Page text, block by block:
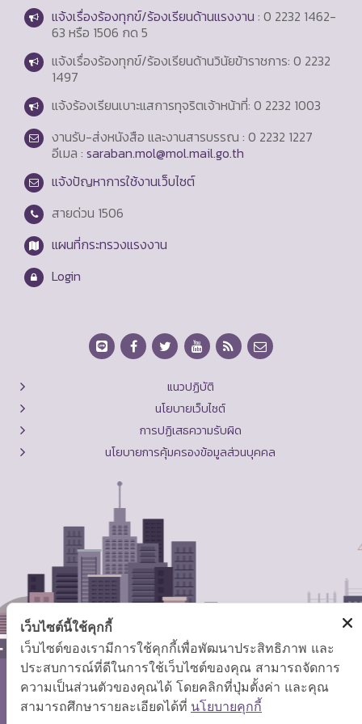
แจ้งเรื่องร้องทุกข์/ร้องเรียนด้านแรงงาน : 0 2232 1462-
63 หรือ 1506 กด 5
แจ้งเรื่องร้องทุกข์/ร้องเรียนด้านวินัยข้าราชการ: 0 2232
1497
แจ้งร้องเรียนเบาะแสการทุจริตเจ้าหน้าที่: 0 2232 1003
งานรับ-ส่งหนังสือ และงานสารบรรณ : 0 2232 1227
อีเมล : saraban.mol@mol.mail.go.th
แจ้งปัญหาการใช้งานเว็บไซต์
สายด่วน 1506
แผนที่กระทรวงแรงงาน
Login
แนวปฏิบัติ
นโยบายเว็บไซต์
การปฏิเสธความรับผิด
นโยบายการคุ้มครองข้อมูลส่วนบุคคล
สงวนลิขสิทธิ์ © 2569 กระทรวงแรงงาน
แผนผังเว็บไซต์| คำถามที่พบบ่อย
เว็บไซต์นี้ใช้คุกกี้
เว็บไซต์ของเรามีการใช้คุกกี้เพื่อพัฒนาประสิทธิภาพ และ
ประสบการณ์ที่ดีในการใช้เว็บไซต์ของคุณ สามารถจัดการ
ความเป็นส่วนตัวของคุณได้ โดยคลิกที่ปุ่มตั้งค่า และคุณ
สามารถศึกษารายละเอียดได้ที่ นโยบายคุกกี้